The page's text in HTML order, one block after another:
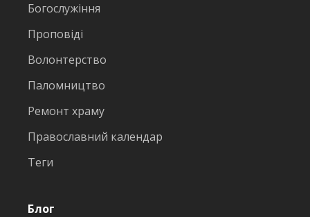
Богослужіння
Проповіді
Волонтерство
Паломництво
Ремонт храму
Православний календар
Теги
Блог